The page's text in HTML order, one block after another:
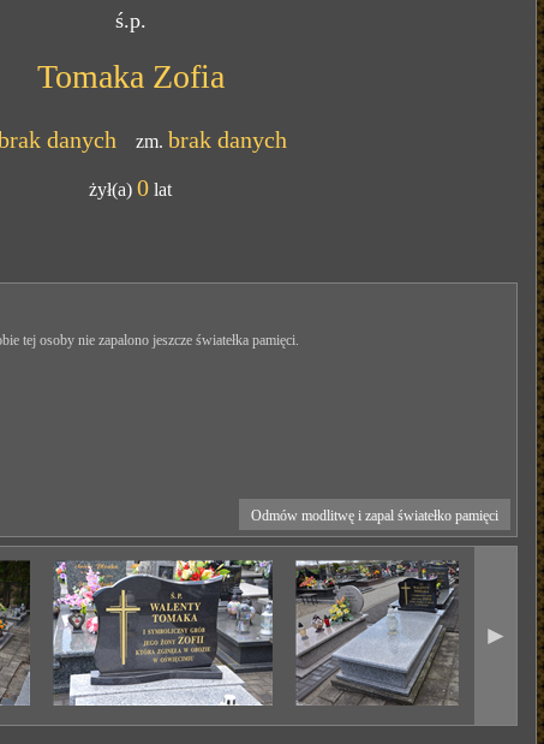
ś.p.
Tomaka Zofia
danych zm. brak danych
żył(a)0 lat
tej osoby nie zapalono jeszcze światełka pamięci.
Odmów modlitwę i zapal światełko pamięci
►